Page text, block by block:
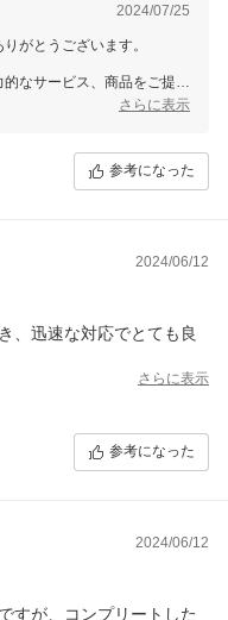
2024/07/25
がとうございます。
なサービス、商品をご提案
さらに表示
参考になった
2024/06/12
、迅速な対応でとても良
さらに表示
参考になった
2024/06/12
すが、コンプリートした